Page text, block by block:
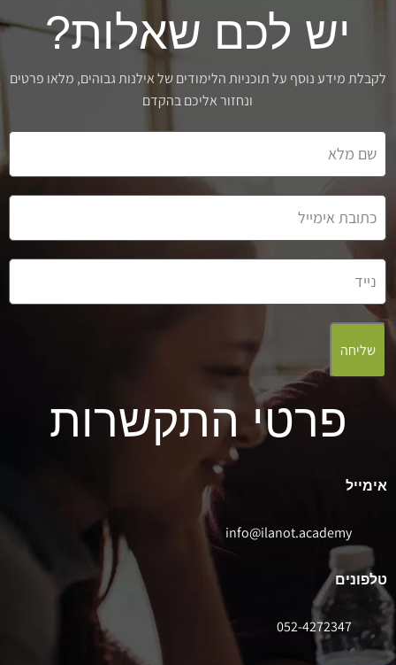
יש לכם שאלות?
לקבלת מידע נוסף על תוכניות הלימודים של אילנות גבוהים, מלאו פרטים
ונחזור אליכם בהקדם
שליחה
פרטי התקשרות
אימייל
info@ilanot.academy
טלפונים
052-4272347